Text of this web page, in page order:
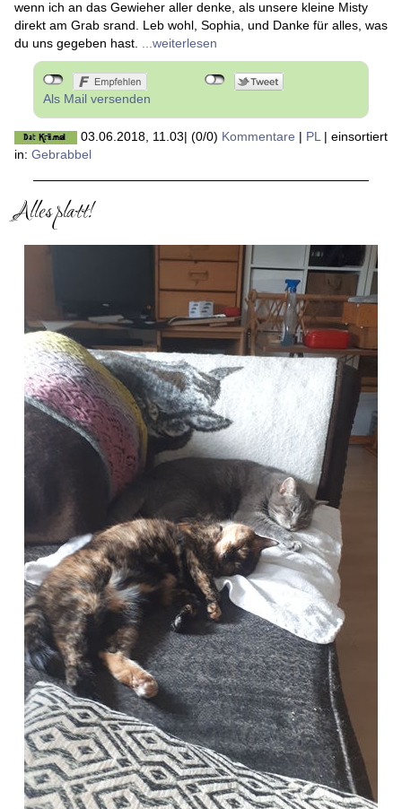
wenn ich an das Gewieher aller denke, als unsere kleine Misty
direkt am Grab srand. Leb wohl, Sophia, und Danke für alles, was
du uns gegeben hast. ...weiterlesen
Als Mail versenden
03.06.2018, 11.03| (0/0) Kommentare | PL| einsortiert
in: Gebrabbel
Alles platt!